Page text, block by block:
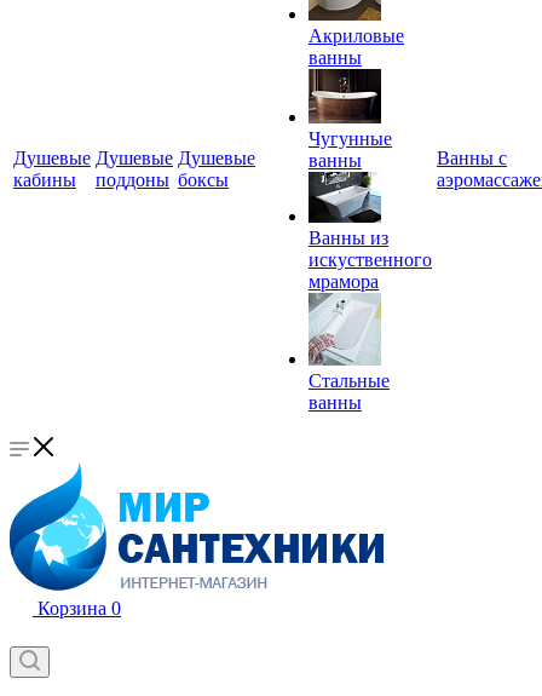
Душевые
кабины
Душевые
поддоны
Душевые
боксы
Акриловые
ванны
Чугунные
ванны
Ванны из
искуственного
мрамора
Стальные
ванны
Ванны с
Корзина 0